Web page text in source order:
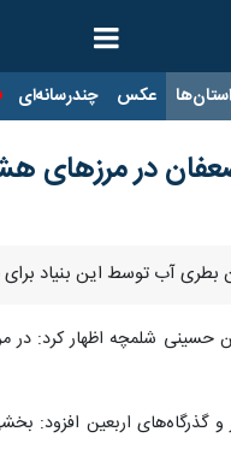
استان‌ها عکس چندرسانه‌ای
حسینی شلمچه اظهار
گذرگاه‌های اربعین افزود: